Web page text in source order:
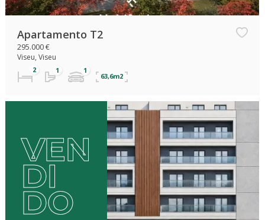
Apartamento T2
295.000 €
Viseu, Viseu
63,6m2
VEN
DI
DO